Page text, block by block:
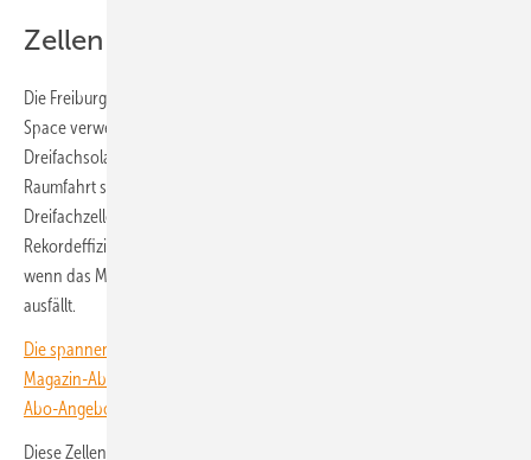
Zellen aus der Raumfahrt angepasst
Die Freiburger Wissenschaftler:innen haben dazu Solarzellen von Azur
Space verwendet. Das Heilbronner Unternehmen hat sich auf die
Dreifachsolarzellen und die Galliumarsenid-Technologie für die
Raumfahrt spezialisiert. Die Entwickler des Unternehmens passten die
Dreifachzellen an das Lichtspektrum der Erde an, sodass die
Rekordeffizienz auf Modulebene erreicht werden konnte – auch
wenn das Modul mit 833 Quadratzentimetern noch recht klein
ausfällt.
Die spannendsten Artikel, Grafiken und Dossiers erhalten unsere
Magazin-Abonnent:innen. Sie haben noch kein Abo? Jetzt über alle
Abo-Angebote informieren und Wissensvorsprung sichern.
Diese Zellen wurden mit Antireflexstrukturen versehen, die Temicon,